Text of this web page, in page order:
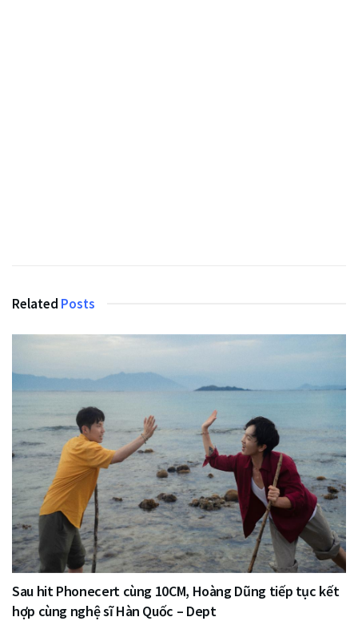
Related Posts
Sau hit Phonecert cùng 10CM, Hoàng Dũng tiếp tục kết
hợp cùng nghệ sĩ Hàn Quốc – Dept